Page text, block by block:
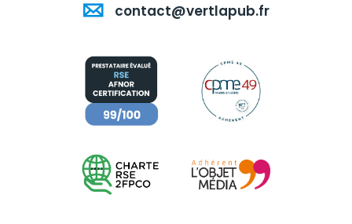
contact@vertlapub.fr